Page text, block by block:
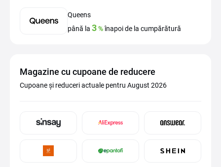
Queens
până la 3%înapoi de la cumpărătură
Magazine cu cupoane de reducere
Cupoane și reduceri actuale pentru August 2026